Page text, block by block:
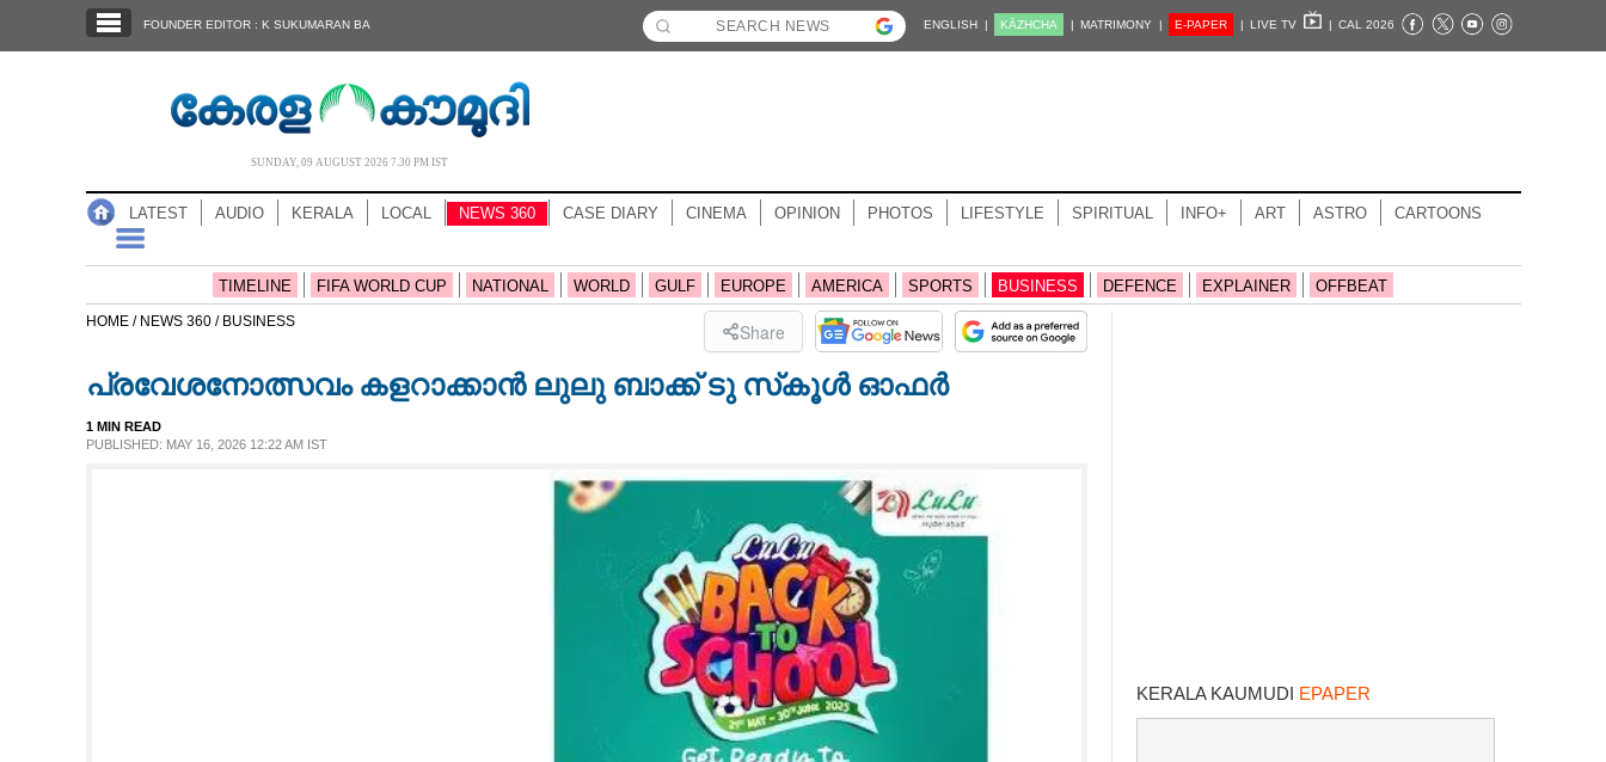
NOTIFIED NEWS
FOUNDER EDITOR : K SUKUMARAN BA ENGLISH | KĀZHCHA | MATRIMONY | E-PAPER | LIVE TV | CAL 2026
SUNDAY, 09 AUGUST 2026 7.30 PM IST
LATEST AUDIO KERALA LOCAL NEWS 360 CASE DIARY CINEMA OPINION PHOTOS LIFESTYLE SPIRITUAL INFO+ ART ASTRO CARTOONS
TIMELINE FIFA WORLD CUP NATIONAL WORLD GULF EUROPE AMERICA SPORTS BUSINESS DEFENCE EXPLAINER OFFBEAT
HOME / NEWS 360 / BUSINESS Share
പ്രവേശനോത്സവം കളറാക്കാൻ ലുലു ബാക്ക് ടു സ്‌കൂൾ ഓഫർ
1 MIN READ
PUBLISHED: MAY 16, 2026 12:22 AM IST
KERALA KAUMUDI EPAPER